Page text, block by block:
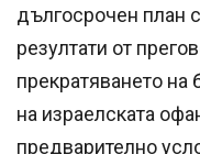
дългосрочен план
резултати от
прекратяването на
на израелската
предварително